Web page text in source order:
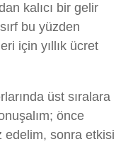
kalıcı bir gelir
bu yüzden
için yıllık ücret
üst sıralara
önce
edelim, sonra etkisi